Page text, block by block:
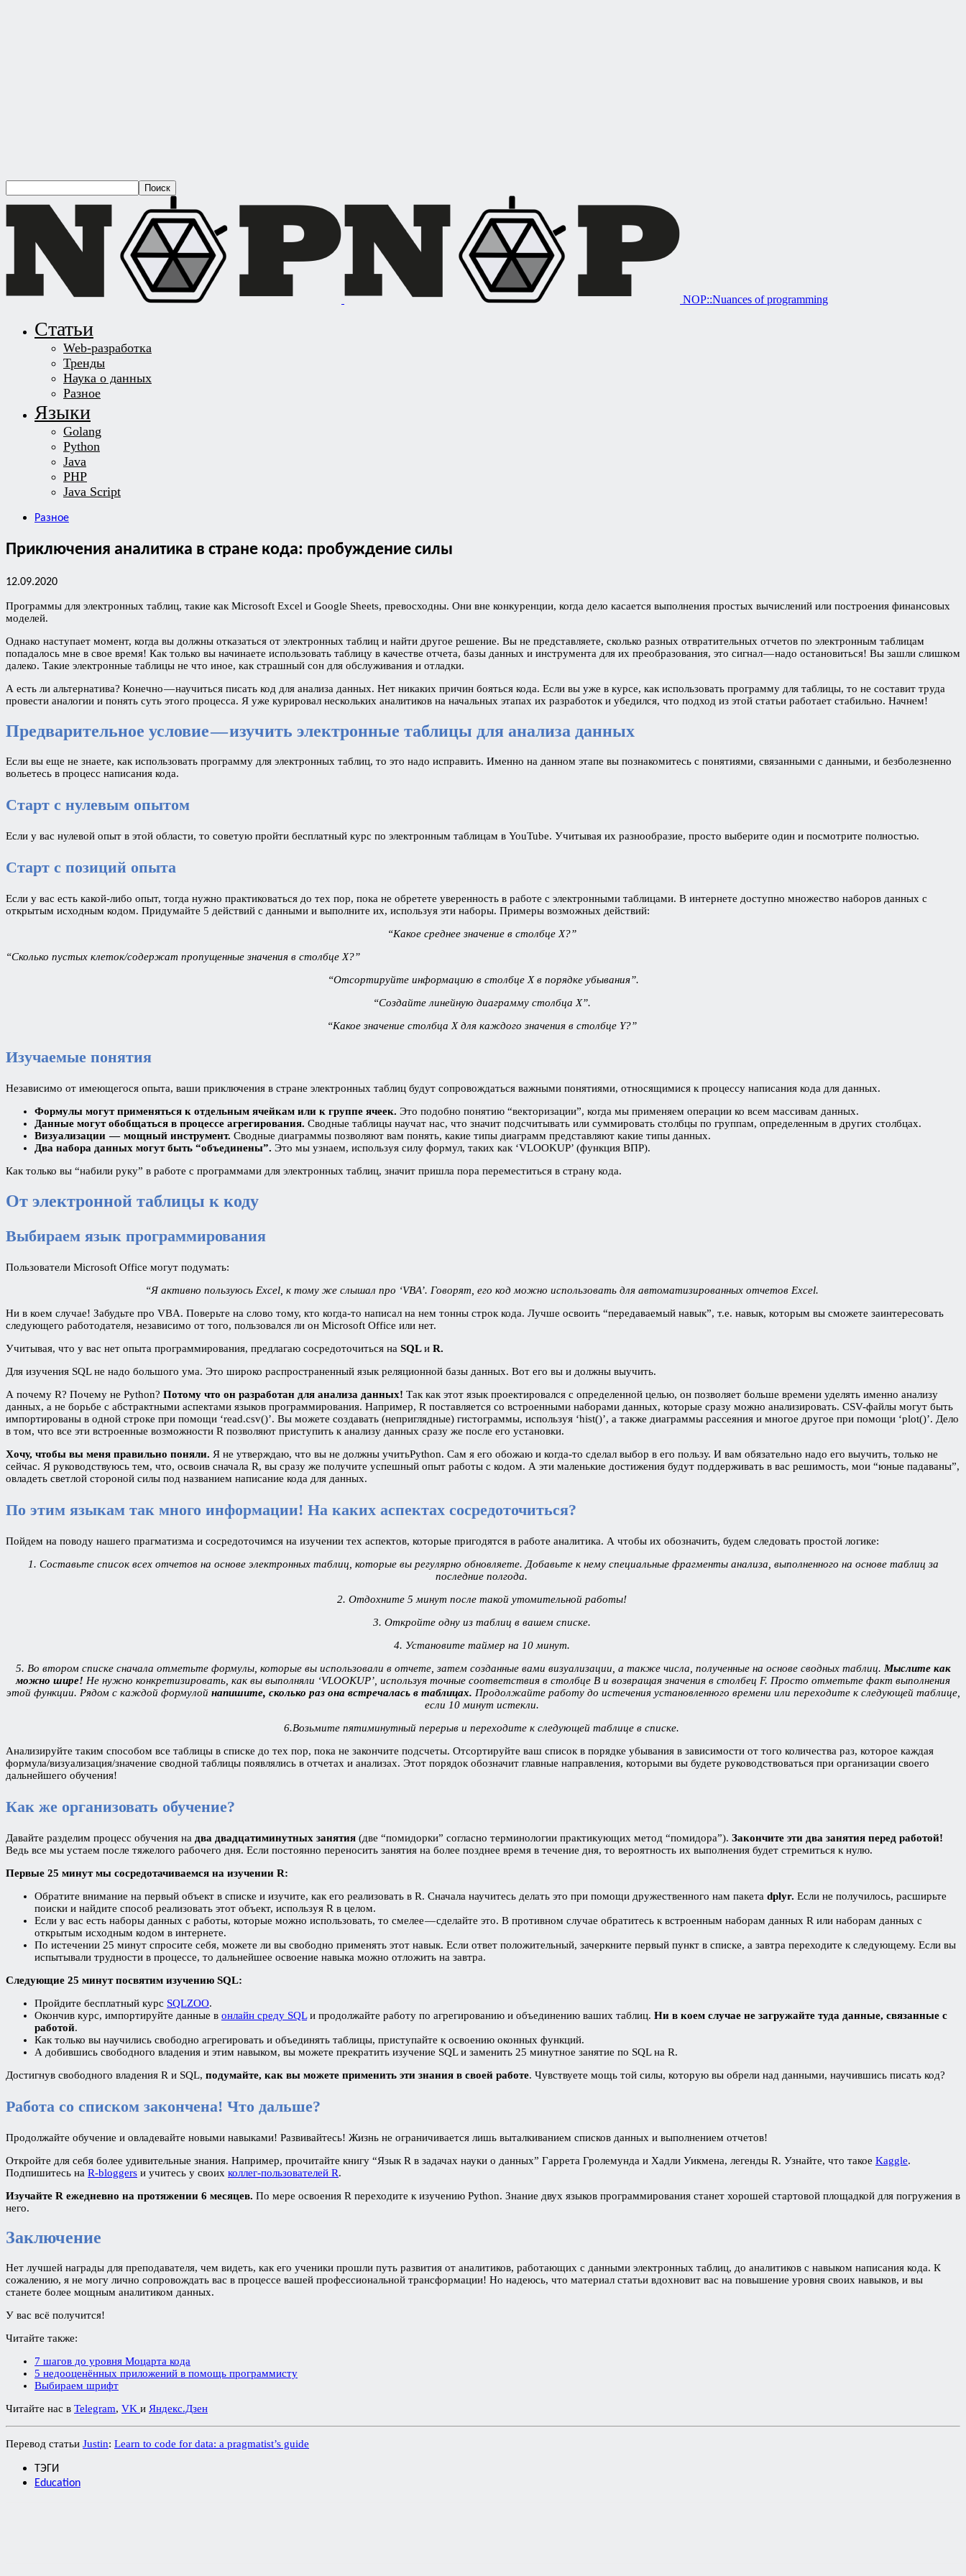
NOP::Nuances of programming
Статьи
Web-разработка
Тренды
Наука о данных
Разное
Языки
Golang
Python
Java
PHP
Java Script
Разное
Приключения аналитика в стране кода: пробуждение силы
12.09.2020
Программы для электронных таблиц, такие как Microsoft Excel и Google Sheets, превосходны. Они вне конкуренции, когда дело касается выполнения простых вычислений или построения финансовых
моделей.
Однако наступает момент, когда вы должны отказаться от электронных таблиц и найти другое решение. Вы не представляете, сколько разных отвратительных отчетов по электронным таблицам
попадалось мне в свое время! Как только вы начинаете использовать таблицу в качестве отчета, базы данных и инструмента для их преобразования, это сигнал — надо остановиться! Вы зашли слишком
далеко. Такие электронные таблицы не что иное, как страшный сон для обслуживания и отладки.
А есть ли альтернатива? Конечно — научиться писать код для анализа данных. Нет никаких причин бояться кода. Если вы уже в курсе, как использовать программу для таблицы, то не составит труда
провести аналогии и понять суть этого процесса. Я уже курировал нескольких аналитиков на начальных этапах их разработок и убедился, что подход из этой статьи работает стабильно. Начнем!
Предварительное условие — изучить электронные таблицы для анализа данных
Если вы еще не знаете, как использовать программу для электронных таблиц, то это надо исправить. Именно на данном этапе вы познакомитесь с понятиями, связанными с данными, и безболезненно
вольетесь в процесс написания кода.
Старт с нулевым опытом
Если у вас нулевой опыт в этой области, то советую пройти бесплатный курс по электронным таблицам в YouTube. Учитывая их разнообразие, просто выберите один и посмотрите полностью.
Старт с позиций опыта
Если у вас есть какой-либо опыт, тогда нужно практиковаться до тех пор, пока не обретете уверенность в работе с электронными таблицами. В интернете доступно множество наборов данных с
открытым исходным кодом. Придумайте 5 действий с данными и выполните их, используя эти наборы. Примеры возможных действий:
“Какое среднее значение в столбце X?”
“Сколько пустых клеток/содержат пропущенные значения в столбце X?”
“Отсортируйте информацию в столбце X в порядке убывания”.
“Создайте линейную диаграмму столбца X”.
“Какое значение столбца X для каждого значения в столбце Y?”
Изучаемые понятия
Независимо от имеющегося опыта, ваши приключения в стране электронных таблиц будут сопровождаться важными понятиями, относящимися к процессу написания кода для данных.
Формулы могут применяться к отдельным ячейкам или к группе ячеек. Это подобно понятию “векторизации”, когда мы применяем операции ко всем массивам данных.
Данные могут обобщаться в процессе агрегирования. Сводные таблицы научат нас, что значит подсчитывать или суммировать столбцы по группам, определенным в других столбцах.
Визуализации — мощный инструмент. Сводные диаграммы позволяют вам понять, какие типы диаграмм представляют какие типы данных.
Два набора данных могут быть “объединены”. Это мы узнаем, используя силу формул, таких как ‘VLOOKUP’ (функция ВПР).
Как только вы “набили руку” в работе с программами для электронных таблиц, значит пришла пора переместиться в страну кода.
От электронной таблицы к коду
Выбираем язык программирования
Пользователи Microsoft Office могут подумать:
“Я активно пользуюсь Excel, к тому же слышал про ‘VBA’. Говорят, его код можно использовать для автоматизированных отчетов Excel.
Ни в коем случае! Забудьте про VBA. Поверьте на слово тому, кто когда-то написал на нем тонны строк кода. Лучше освоить “передаваемый навык”, т.е. навык, которым вы сможете заинтересовать
следующего работодателя, независимо от того, пользовался ли он Microsoft Office или нет.
Учитывая, что у вас нет опыта программирования, предлагаю сосредоточиться на SQLи R.
Для изучения SQL не надо большого ума. Это широко распространенный язык реляционной базы данных. Вот его вы и должны выучить.
А почему R? Почему не Python? Потому что он разработан для анализа данных! Так как этот язык проектировался с определенной целью, он позволяет больше времени уделять именно анализу
данных, а не борьбе с абстрактными аспектами языков программирования. Например, R поставляется со встроенными наборами данных, которые сразу можно анализировать. CSV-файлы могут быть
импортированы в одной строке при помощи ‘read.csv()’. Вы можете создавать (неприглядные) гистограммы, используя ‘hist()’, а также диаграммы рассеяния и многое другое при помощи ‘plot()’. Дело
в том, что все эти встроенные возможности R позволяют приступить к анализу данных сразу же после его установки.
Хочу, чтобы вы меня правильно поняли. Я не утверждаю, что вы не должны учитьPython. Сам я его обожаю и когда-то сделал выбор в его пользу. И вам обязательно надо его выучить, только не
сейчас. Я руководствуюсь тем, что, освоив сначала R, вы сразу же получите успешный опыт работы с кодом. А эти маленькие достижения будут поддерживать в вас решимость, мои “юные падаваны”,
овладеть светлой стороной силы под названием написание кода для данных.
По этим языкам так много информации! На каких аспектах сосредоточиться?
Пойдем на поводу нашего прагматизма и сосредоточимся на изучении тех аспектов, которые пригодятся в работе аналитика. А чтобы их обозначить, будем следовать простой логике:
1. Составьте список всех отчетов на основе электронных таблиц, которые вы регулярно обновляете. Добавьте к нему специальные фрагменты анализа, выполненного на основе таблиц за
последние полгода.
2. Отдохните 5 минут после такой утомительной работы!
3. Откройте одну из таблиц в вашем списке.
4. Установите таймер на 10 минут.
5. Во втором списке сначала отметьте формулы, которые вы использовали в отчете, затем созданные вами визуализации, а также числа, полученные на основе сводных таблиц. Мыслите как
можно шире! Не нужно конкретизировать, как вы выполняли ‘VLOOKUP’, используя точные соответствия в столбце B и возвращая значения в столбец F. Просто отметьте факт выполнения
этой функции. Рядом с каждой формулой напишите, сколько раз она встречалась в таблицах. Продолжайте работу до истечения установленного времени или переходите к следующей таблице,
если 10 минут истекли.
6.Возьмите пятиминутный перерыв и переходите к следующей таблице в списке.
Анализируйте таким способом все таблицы в списке до тех пор, пока не закончите подсчеты. Отсортируйте ваш список в порядке убывания в зависимости от того количества раз, которое каждая
формула/визуализация/значение сводной таблицы появлялись в отчетах и анализах. Этот порядок обозначит главные направления, которыми вы будете руководствоваться при организации своего
дальнейшего обучения!
Как же организовать обучение?
Давайте разделим процесс обучения на два двадцатиминутных занятия (две “помидорки” согласно терминологии практикующих метод “помидора”). Закончите эти два занятия перед работой!
Ведь все мы устаем после тяжелого рабочего дня. Если постоянно переносить занятия на более позднее время в течение дня, то вероятность их выполнения будет стремиться к нулю.
Первые 25 минут мы сосредотачиваемся на изучении R:
Обратите внимание на первый объект в списке и изучите, как его реализовать в R. Сначала научитесь делать это при помощи дружественного нам пакета dplyr. Если не получилось, расширьте
поиски и найдите способ реализовать этот объект, используя R в целом.
Если у вас есть наборы данных с работы, которые можно использовать, то смелее — сделайте это. В противном случае обратитесь к встроенным наборам данных R или наборам данных с
открытым исходным кодом в интернете.
По истечении 25 минут спросите себя, можете ли вы свободно применять этот навык. Если ответ положительный, зачеркните первый пункт в списке, а завтра переходите к следующему. Если вы
испытывали трудности в процессе, то дальнейшее освоение навыка можно отложить на завтра.
Следующие 25 минут посвятим изучению SQL:
Пройдите бесплатный курс SQLZOO.
Окончив курс, импортируйте данные в онлайн среду SQLи продолжайте работу по агрегированию и объединению ваших таблиц. Ни в коем случае не загружайте туда данные, связанные с
работой.
Как только вы научились свободно агрегировать и объединять таблицы, приступайте к освоению оконных функций.
А добившись свободного владения и этим навыком, вы можете прекратить изучение SQL и заменить 25 минутное занятие по SQL на R.
Достигнув свободного владения R и SQL, подумайте, как вы можете применить эти знания в своей работе. Чувствуете мощь той силы, которую вы обрели над данными, научившись писать код?
Работа со списком закончена! Что дальше?
Продолжайте обучение и овладевайте новыми навыками! Развивайтесь! Жизнь не ограничивается лишь выталкиванием списков данных и выполнением отчетов!
Откройте для себя более удивительные знания. Например, прочитайте книгу “Язык R в задачах науки о данных” Гаррета Гролемунда и Хадли Уикмена, легенды R. Узнайте, что такое Kaggle.
Подпишитесь на R-bloggers и учитесь у своих коллег-пользователей R.
Изучайте R ежедневно на протяжении 6 месяцев. По мере освоения R переходите к изучению Python. Знание двух языков программирования станет хорошей стартовой площадкой для погружения в
него.
Заключение
Нет лучшей награды для преподавателя, чем видеть, как его ученики прошли путь развития от аналитиков, работающих с данными электронных таблиц, до аналитиков с навыком написания кода. К
сожалению, я не могу лично сопровождать вас в процессе вашей профессиональной трансформации! Но надеюсь, что материал статьи вдохновит вас на повышение уровня своих навыков, и вы
станете более мощным аналитиком данных.
У вас всё получится!
Читайте также:
7 шагов до уровня Моцарта кода
5 недооценённых приложений в помощь программисту
Выбираем шрифт
Читайте нас в Telegram, VK и Яндекс.Дзен
Перевод статьи Justin: Learn to code for data: a pragmatist’s guide
ТЭГИ
Education